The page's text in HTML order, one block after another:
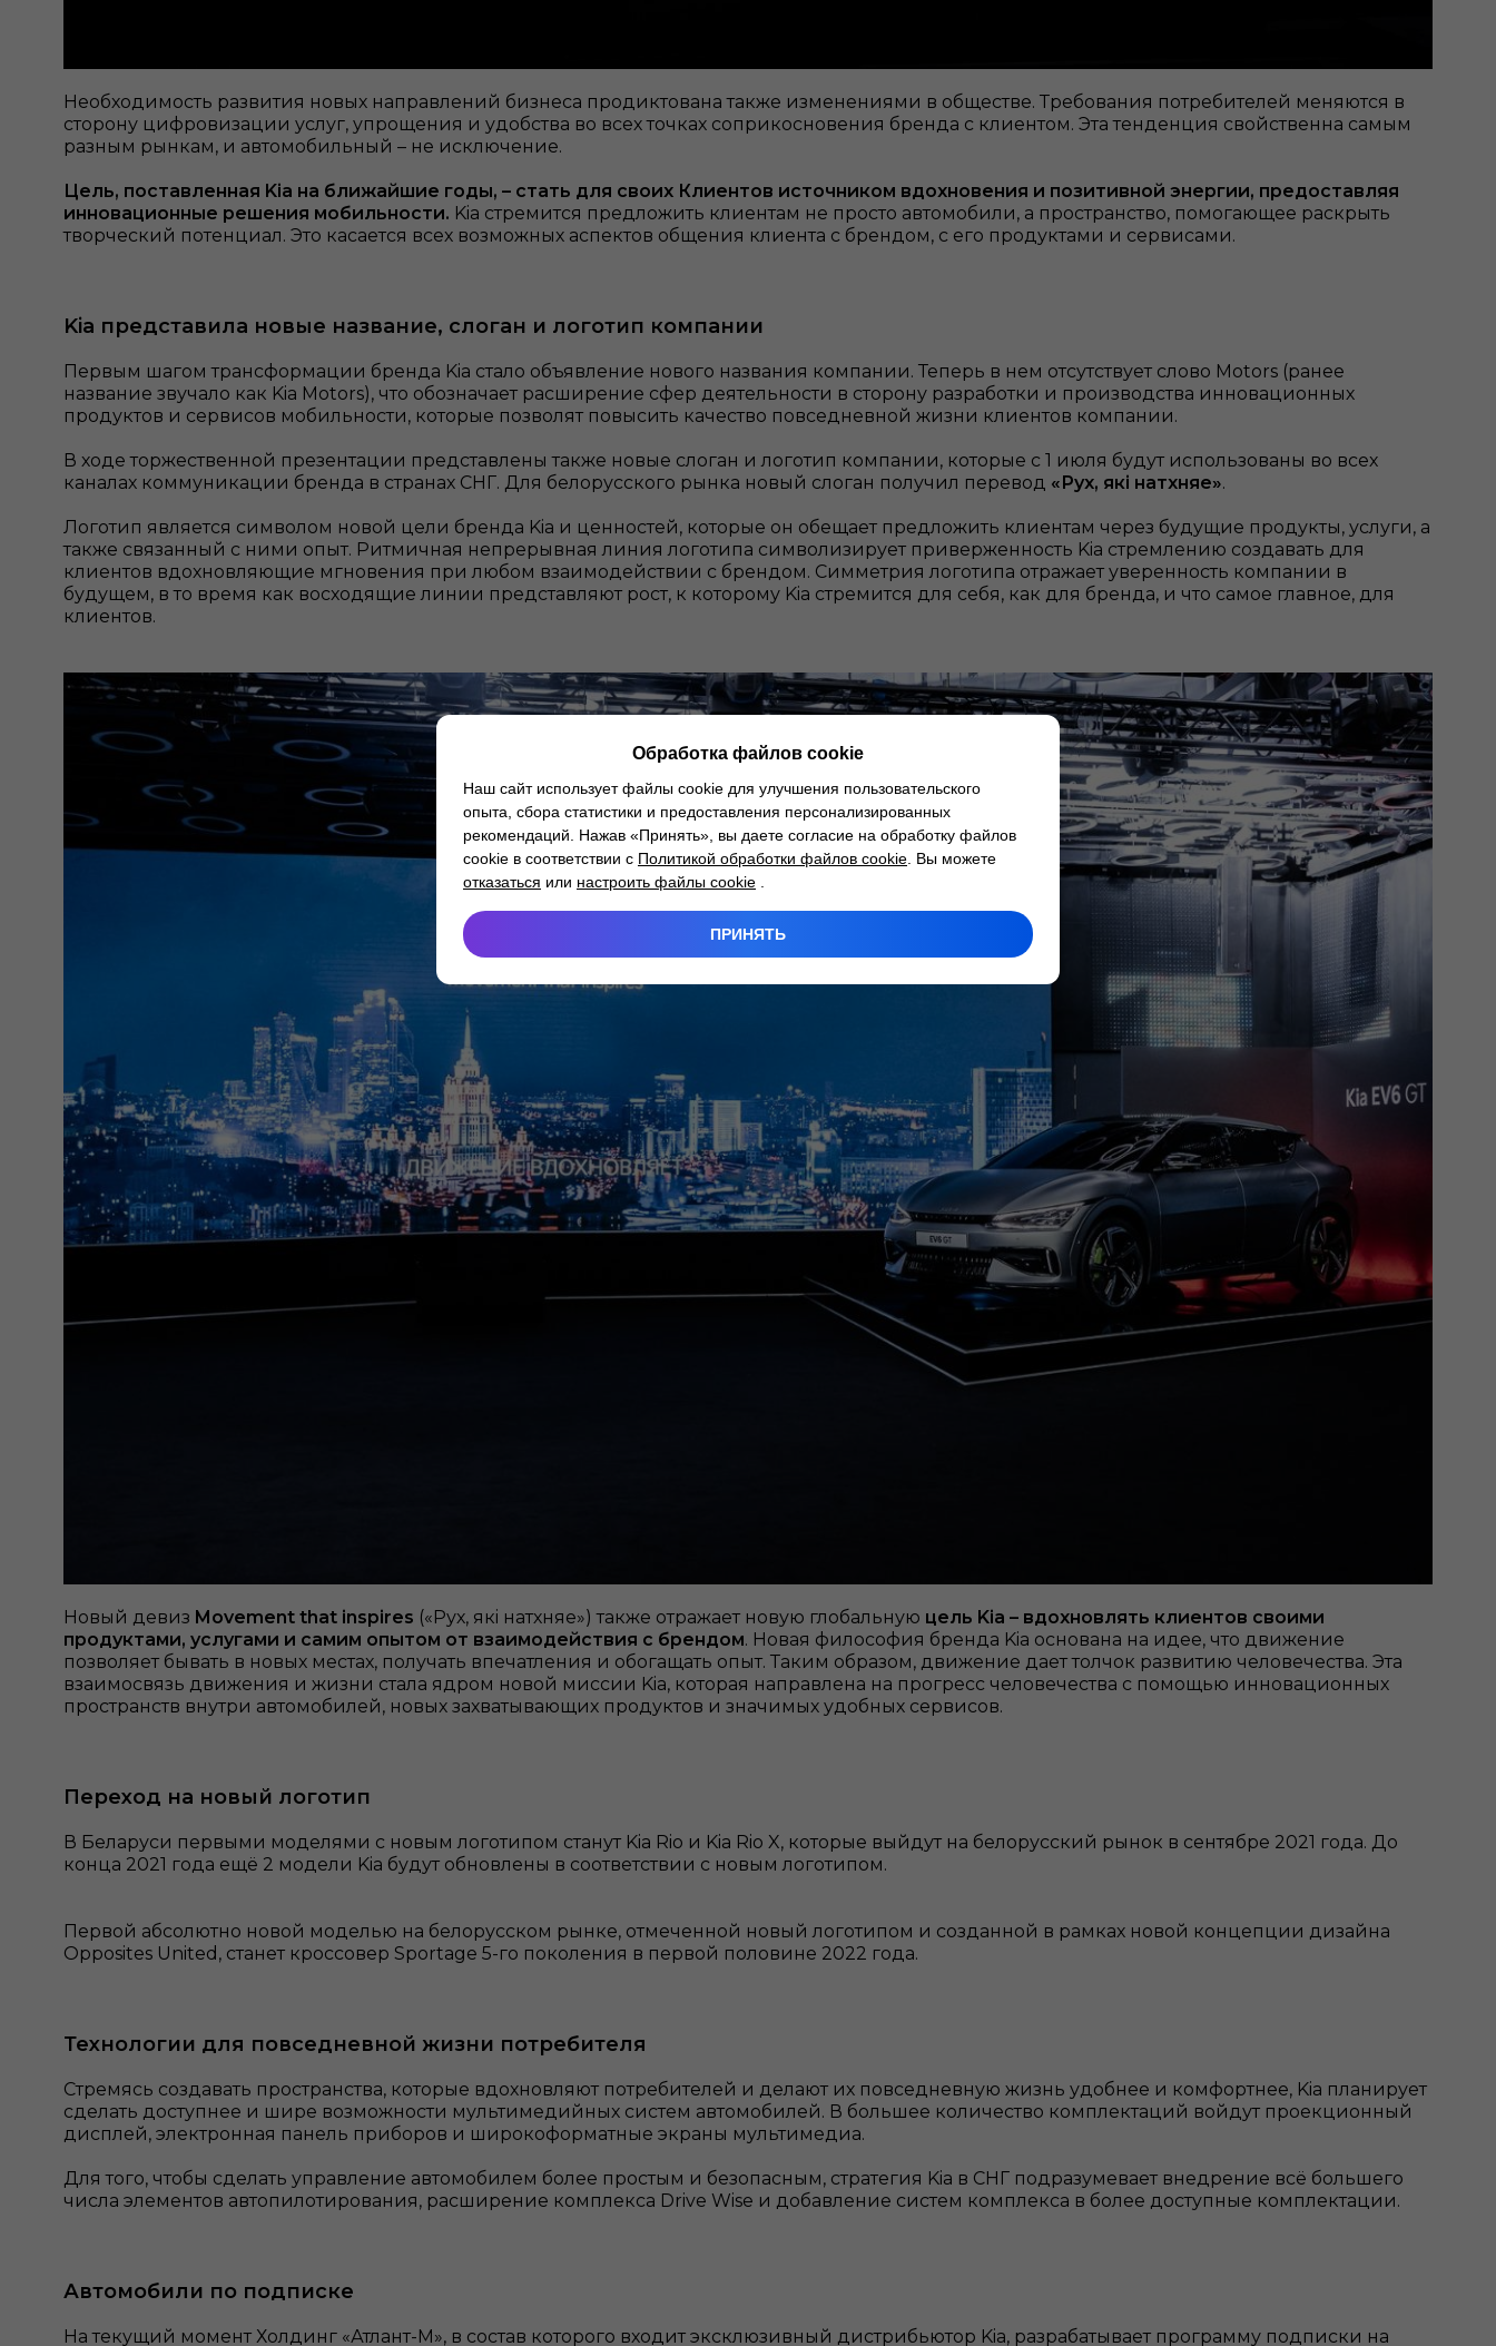
Необходимость развития новых направлений бизнеса продиктована также изменениями в обществе. Требования потребителей меняются в
сторону цифровизации услуг, упрощения и удобства во всех точках соприкосновения бренда с клиентом. Эта тенденция свойственна самым
разным рынкам, и автомобильный – не исключение.
Цель, поставленная Kia на ближайшие годы, – стать для своих Клиентов источником вдохновения и позитивной энергии, предоставляя
инновационные решения мобильности. Kia стремится предложить клиентам не просто автомобили, а пространство, помогающее раскрыть
творческий потенциал. Это касается всех возможных аспектов общения клиента с брендом, с его продуктами и сервисами.
Kia представила новые название, слоган и логотип компании
Первым шагом трансформации бренда Kia стало объявление нового названия компании. Теперь в нем отсутствует слово Motors (ранее
название звучало как Kia Motors), что обозначает расширение сфер деятельности в сторону разработки и производства инновационных
продуктов и сервисов мобильности, которые позволят повысить качество повседневной жизни клиентов компании.
В ходе торжественной презентации представлены также новые слоган и логотип компании, которые с 1 июля будут использованы во всех
каналах коммуникации бренда в странах СНГ. Для белорусского рынка новый слоган получил перевод «Рух, якi натхняе».
Логотип является символом новой цели бренда Kia и ценностей, которые он обещает предложить клиентам через будущие продукты, услуги, а
также связанный с ними опыт. Ритмичная непрерывная линия логотипа символизирует приверженность Kia стремлению создавать для
клиентов вдохновляющие мгновения при любом взаимодействии с брендом. Симметрия логотипа отражает уверенность компании в
будущем, в то время как восходящие линии представляют рост, к которому Kia стремится для себя, как для бренда, и что самое главное, для
клиентов.
Новый девиз Movement that inspires («Рух, якi натхняе») также отражает новую глобальную цель Kia – вдохновлять клиентов своими
продуктами, услугами и самим опытом от взаимодействия с брендом. Новая философия бренда Kia основана на идее, что движение
позволяет бывать в новых местах, получать впечатления и обогащать опыт. Таким образом, движение дает толчок развитию человечества. Эта
взаимосвязь движения и жизни стала ядром новой миссии Kia, которая направлена на прогресс человечества с помощью инновационных
пространств внутри автомобилей, новых захватывающих продуктов и значимых удобных сервисов.
Переход на новый логотип
В Беларуси первыми моделями c новым логотипом станут Kia Rio и Kia Rio X, которые выйдут на белорусский рынок в сентябре 2021 года. До
конца 2021 года ещё 2 модели Kiа будут обновлены в соответствии с новым логотипом.
Первой абсолютно новой моделью на белорусском рынке, отмеченной новый логотипом и созданной в рамках новой концепции дизайна
Opposites United, станет кроссовер Sportage 5-го поколения в первой половине 2022 года.
Технологии для повседневной жизни потребителя
Стремясь создавать пространства, которые вдохновляют потребителей и делают их повседневную жизнь удобнее и комфортнее, Kia планирует
сделать доступнее и шире возможности мультимедийных систем автомобилей. В большее количество комплектаций войдут проекционный
дисплей, электронная панель приборов и широкоформатные экраны мультимедиа.
Для того, чтобы сделать управление автомобилем более простым и безопасным, стратегия Kia в СНГ подразумевает внедрение всё большего
числа элементов автопилотирования, расширение комплекса Drive Wise и добавление систем комплекса в более доступные комплектации.
Автомобили по подписке
На текущий момент Холдинг «Атлант-М», в состав которого входит эксклюзивный дистрибьютор Kia, разрабатывает программу подписки на
Обработка файлов cookie
Наш сайт использует файлы cookie для улучшения пользовательского
опыта, сбора статистики и предоставления персонализированных
рекомендаций. Нажав «Принять», вы даете согласие на обработку файлов
cookie в соответствии с Политикой обработки файлов cookie . Вы можете
отказаться или настроить файлы cookie
ПРИНЯТЬ